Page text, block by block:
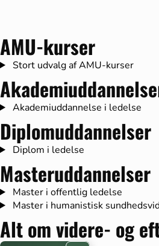
AMU-kurser
Stort udvalg af AMU-kurser
Akademiuddannelse i ledelse
Diplomuddannelser
Diplom i ledelse
Masteruddannelser
Master i offentlig ledelse
Master i humanistisk
Alt om videre- og